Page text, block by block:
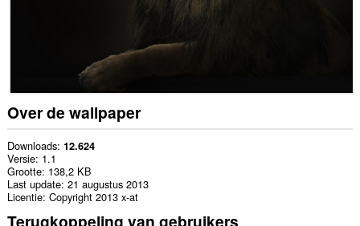
Over de wallpaper
Downloads 12.624
Versie 1.1
Grootte 138,2 KB
Last update 21 augustus 2013
Licentie Copyright 2013 x-at
Terugkoppeling van gebruikers